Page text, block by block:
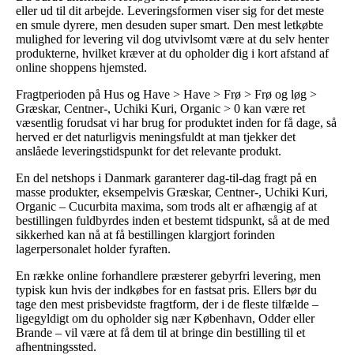
eller ud til dit arbejde. Leveringsformen viser sig for det meste
en smule dyrere, men desuden super smart. Den mest letkøbte
mulighed for levering vil dog utvivlsomt være at du selv henter
produkterne, hvilket kræver at du opholder dig i kort afstand af
online shoppens hjemsted.
Fragtperioden på Hus og Have > Have > Frø > Frø og løg >
Græskar, Centner-, Uchiki Kuri, Organic > 0 kan være ret
væsentlig forudsat vi har brug for produktet inden for få dage, så
herved er det naturligvis meningsfuldt at man tjekker det
anslåede leveringstidspunkt for det relevante produkt.
En del netshops i Danmark garanterer dag-til-dag fragt på en
masse produkter, eksempelvis Græskar, Centner-, Uchiki Kuri,
Organic – Cucurbita maxima, som trods alt er afhængig af at
bestillingen fuldbyrdes inden et bestemt tidspunkt, så at de med
sikkerhed kan nå at få bestillingen klargjort forinden
lagerpersonalet holder fyraften.
En række online forhandlere præsterer gebyrfri levering, men
typisk kun hvis der indkøbes for en fastsat pris. Ellers bør du
tage den mest prisbevidste fragtform, der i de fleste tilfælde –
ligegyldigt om du opholder sig nær København, Odder eller
Brande – vil være at få dem til at bringe din bestilling til et
afhentningssted.